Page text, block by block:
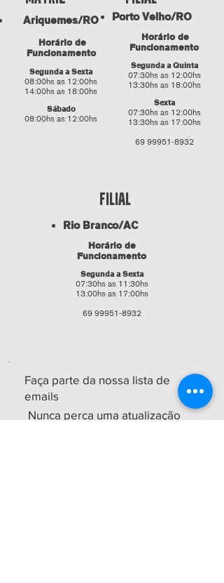
Ariquemes/RO
Horário de
Funcionamento
Segunda a Sexta
08:00hs as 12:00hs
14:00hs as 18:00hs
Sábado
08:00hs as 12:00hs
Porto Velho/RO
Horário de
Funcionamento
Segunda a Quinta
07:30hs as 12:00hs
13:30hs as 18:00hs
Sexta
07:30hs as 12:00hs
13:30hs as 17:00hs
69 99951-8932
fILIAL
Rio Branco/AC
Horário de
Funcionamento
Segunda a Sexta
07:30hs as 11:30hs
13:00hs as 17:00hs
69 99951-8932
Faça parte da nossa lista de
emails
Nunca perca uma atualização